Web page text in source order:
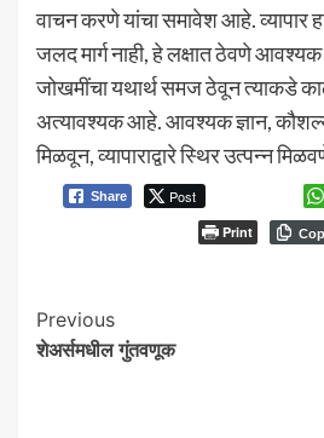
वाचन करणे यांचा समावेश आहे. व्यापार
जलद मार्ग नाही, हे लक्षात ठेवणे
जोखमींचा यथार्थ समज ठेवून त्याकडे
अत्यावश्यक आहे. आवश्यक ज्ञान,
मिळवून, व्यापाराद्वारे स्थिर उत्पन्न
Share Post
Print
Continue
Reading
Previous
शेअर्समधील गुंतवणूक